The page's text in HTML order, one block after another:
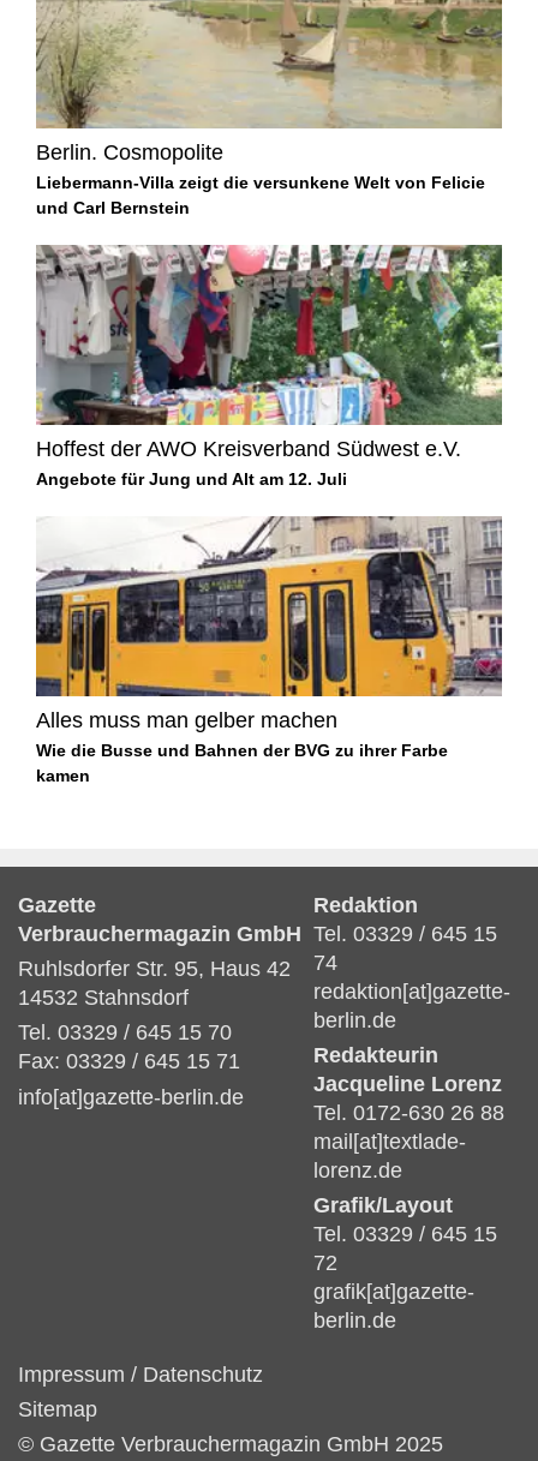
Berlin. Cosmopolite
Liebermann-Villa zeigt die versunkene Welt von Felicie
und Carl Bernstein
Hoffest der AWO Kreisverband Südwest e.V.
Angebote für Jung und Alt am 12. Juli
Alles muss man gelber machen
Wie die Busse und Bahnen der BVG zu ihrer Farbe
kamen
Gazette
Verbrauchermagazin GmbH
Ruhlsdorfer Str. 95, Haus 42
14532 Stahnsdorf
Tel. 03329 / 645 15 70
Fax: 03329 / 645 15 71
info[at]gazette-berlin.de
Redaktion
Tel. 03329 / 645 15
74
redaktion[at]gazette-
berlin.de
Redakteurin
Jacqueline Lorenz
Tel. 0172-630 26 88
mail[at]textlade-
lorenz.de
Grafik/Layout
Tel. 03329 / 645 15
72
grafik[at]gazette-
berlin.de
Impressum / Datenschutz
Sitemap
© Gazette Verbrauchermagazin GmbH 2025